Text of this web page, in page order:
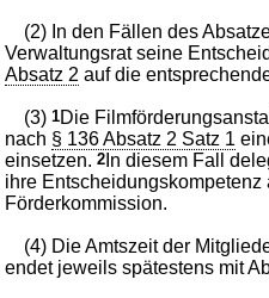
(2) In den Fällen des
Verwaltungsrat seine
Absatz 2 auf die
(3)1Die
nach § 136 Absatz 2 Satz 1
einsetzen.2 In diesem Fall
ihre
Förderkommission.
(4) Die Amtszeit der
endet jeweils spätestens mit